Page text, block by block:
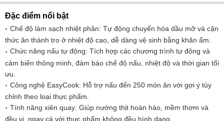
điều khiển
Chiếu sáng: LED
Số lượng đèn: 2
​Hiển thị nhiệt độ: Nhiệt độ cài đặt và nhiệt
độ hiện tại
1
Đầu ra - chế độ chờ tắt: 1 tuần
Đầu ra - chế độ chờ: 1 tuần
Đặc điểm nổi bật
Chế độ làm sạch nhiệt phân: Tự động chuyển hóa dầu mỡ và cặn
thức ăn thành tro ở nhiệt độ cao, dễ dàng vệ sinh bằng khăn ẩm.
Chức năng nấu tự động: Tích hợp các chương trình tự động và
cảm biến thông minh, đảm bảo chế độ nấu, nhiệt độ và thời gian tối
ưu.
Công nghệ EasyCook: Hỗ trợ nấu đến 250 món ăn với gợi ý tùy
chỉnh theo loại thực phẩm.
Tính năng xiên quay: Giúp nướng thịt hoàn hảo, mềm thơm và
đều vị, ngay cả với thực phẩm không đều hình dạng.